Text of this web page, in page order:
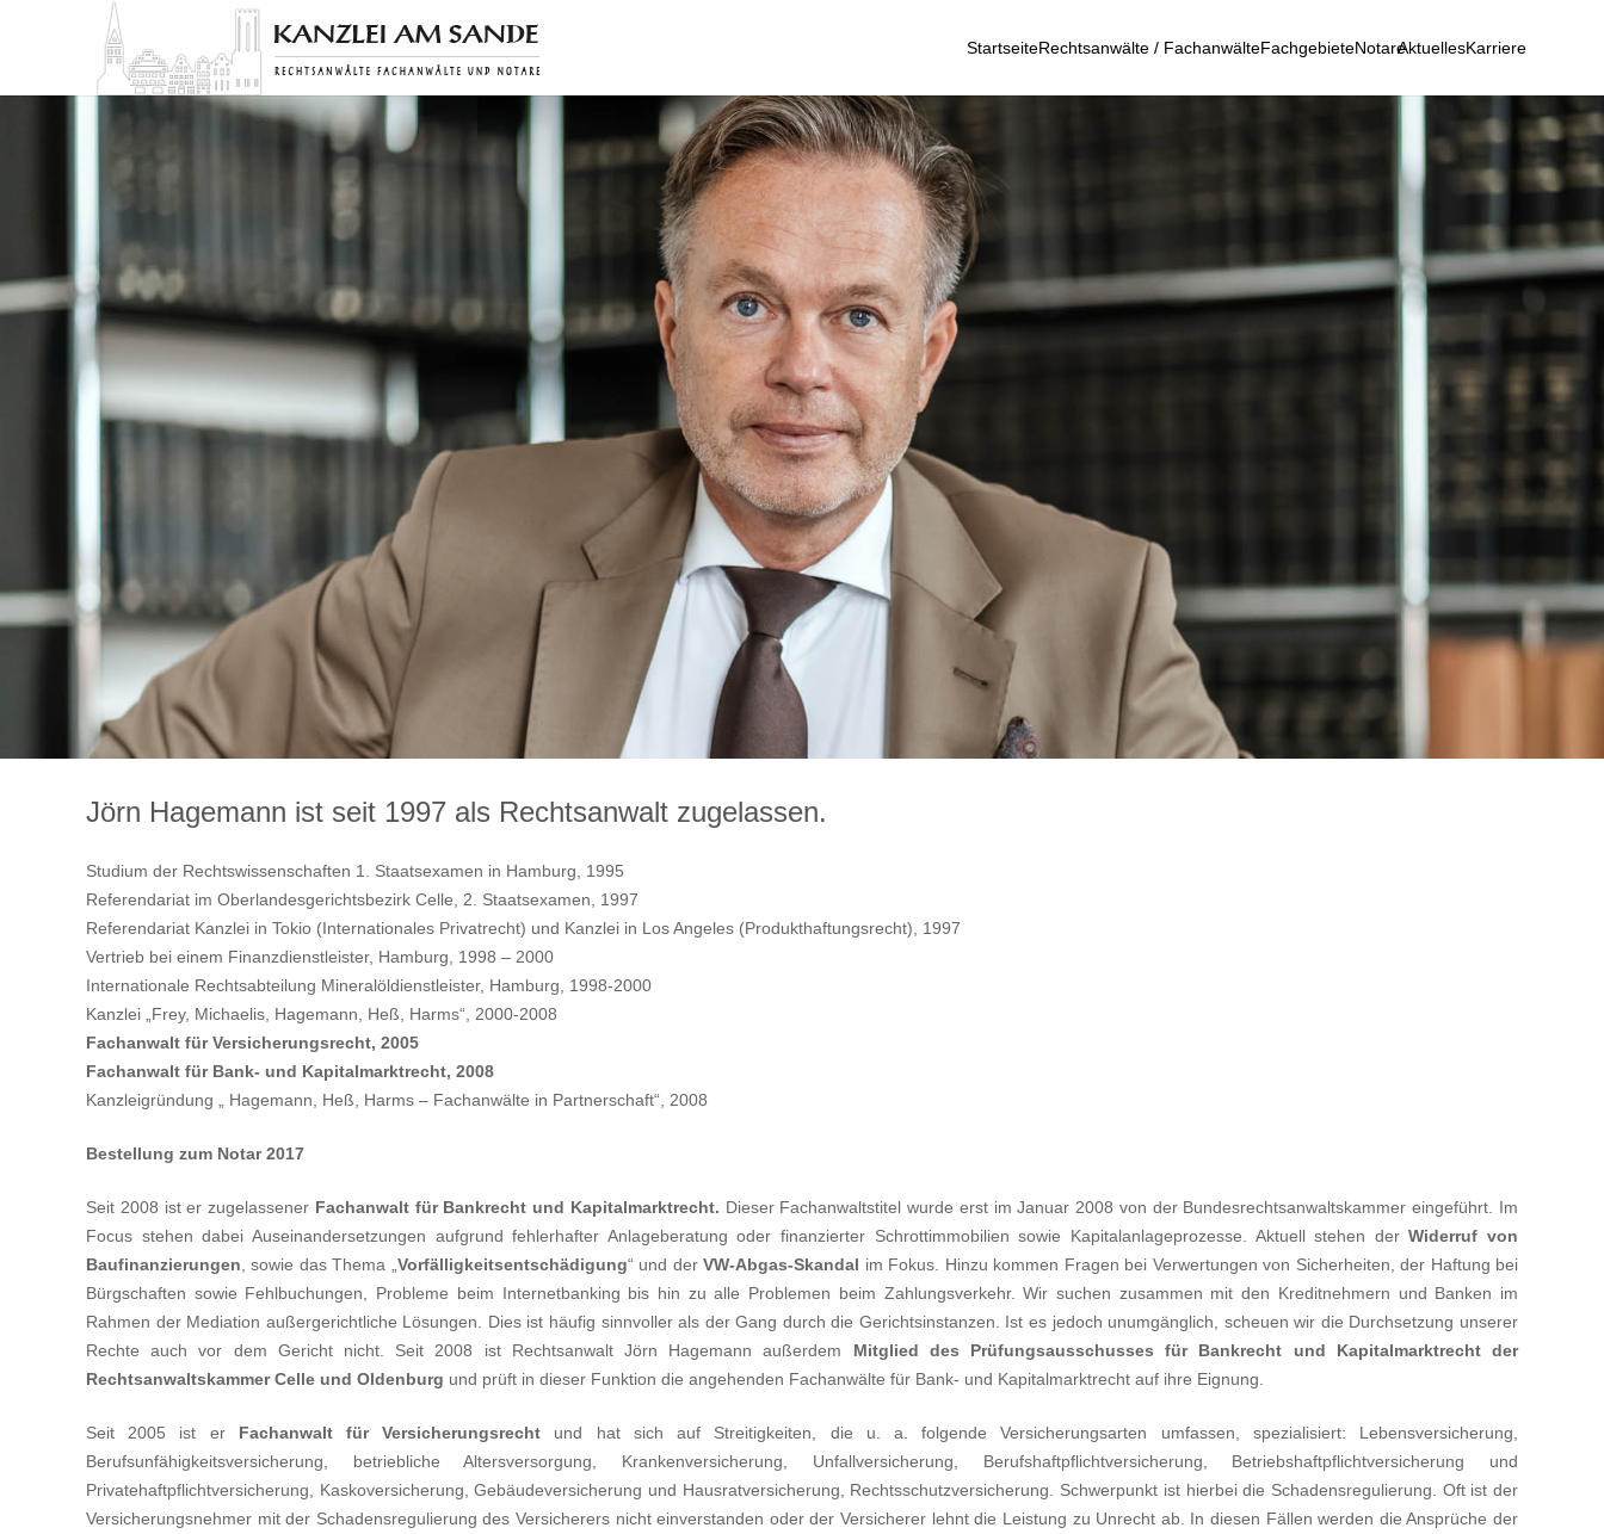
StartseiteRechtsanwälte / FachanwälteFachgebieteNotareAktuellesKarriere
Jörn Hagemann ist seit 1997 als Rechtsanwalt zugelassen.
Studium der Rechtswissenschaften 1. Staatsexamen in Hamburg, 1995
Referendariat im Oberlandesgerichtsbezirk Celle, 2. Staatsexamen, 1997
Referendariat Kanzlei in Tokio (Internationales Privatrecht) und Kanzlei in Los Angeles (Produkthaftungsrecht), 1997
Vertrieb bei einem Finanzdienstleister, Hamburg, 1998 – 2000
Internationale Rechtsabteilung Mineralöldienstleister, Hamburg, 1998-2000
Kanzlei „Frey, Michaelis, Hagemann, Heß, Harms“, 2000-2008
Fachanwalt für Versicherungsrecht, 2005
Fachanwalt für Bank- und Kapitalmarktrecht, 2008
Kanzleigründung „ Hagemann, Heß, Harms – Fachanwälte in Partnerschaft“, 2008
Bestellung zum Notar 2017
Seit 2008 ist er zugelassener Fachanwalt für Bankrecht und Kapitalmarktrecht. Dieser Fachanwaltstitel wurde erst im Januar 2008 von der Bundesrechtsanwaltskammer eingeführt. Im
Focus stehen dabei Auseinandersetzungen aufgrund fehlerhafter Anlageberatung oder finanzierter Schrottimmobilien sowie Kapitalanlageprozesse. Aktuell stehen derWiderruf von
Baufinanzierungen , sowie das Thema „ Vorfälligkeitsentschädigung“ und derVW-Abgas-Skandal im Fokus. Hinzu kommen Fragen bei Verwertungen von Sicherheiten, der Haftung bei
Bürgschaften sowie Fehlbuchungen, Probleme beim Internetbanking bis hin zu alle Problemen beim Zahlungsverkehr. Wir suchen zusammen mit den Kreditnehmern und Banken im
Rahmen der Mediation außergerichtliche Lösungen. Dies ist häufig sinnvoller als der Gang durch die Gerichtsinstanzen. Ist es jedoch unumgänglich, scheuen wir die Durchsetzung unserer
Rechte auch vor dem Gericht nicht. Seit 2008 ist Rechtsanwalt Jörn Hagemann außerdem Mitglied des Prüfungsausschusses für Bankrecht und Kapitalmarktrecht der
Rechtsanwaltskammer Celle und Oldenburg und prüft in dieser Funktion die angehenden Fachanwälte für Bank- und Kapitalmarktrecht auf ihre Eignung.
Seit 2005 ist er Fachanwalt für Versicherungsrecht und hat sich auf Streitigkeiten, die u. a. folgende Versicherungsarten umfassen, spezialisiert: Lebensversicherung,
Berufsunfähigkeitsversicherung, betriebliche Altersversorgung, Krankenversicherung, Unfallversicherung, Berufshaftpflichtversicherung, Betriebshaftpflichtversicherung und
Privatehaftpflichtversicherung, Kaskoversicherung, Gebäudeversicherung und Hausratversicherung, Rechtsschutzversicherung. Schwerpunkt ist hierbei die Schadensregulierung. Oft ist der
Versicherungsnehmer mit der Schadensregulierung des Versicherers nicht einverstanden oder der Versicherer lehnt die Leistung zu Unrecht ab. In diesen Fällen werden die Ansprüche der